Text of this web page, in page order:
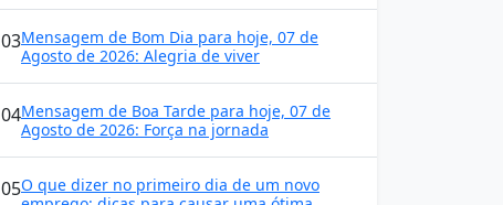
03Mensagem de Bom Dia para hoje, 07 de
Agosto de 2026: Alegria de viver
04Mensagem de Boa Tarde para hoje, 07 de
Agosto de 2026: Força na jornada
05O que dizer no primeiro dia de um novo